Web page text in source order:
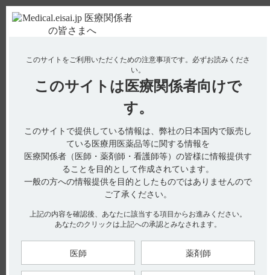
使用期限検索 Drug Information
No : 3022
【サイレース・錠】 半減期・Cmaxなど、血中濃
度の推移を教えてください。
【サイレース・錠】
半減期・C max など、血中濃度の推移を教えてください。
電子添文には、血中濃度に関する以下の記載があります。
16．1 血中濃度（引用1）
16．1．1 単回投与
健康成人男子を対象に、フルニトラゼパム2mgを絶食下単回経
このサイトをご利用いただくための注意事項です。 必ずお読みくださ
い。
このサイトは 医療関係者向けで
す。
このサイトで提供している情報は、弊社の日本国内で販売し
ている医療用医薬品等に関する情報を
医療関係者（医師・薬剤師・看護師等）の皆様に情報提供す
ることを目的として作成されています。
一般の方への情報提供を目的としたものではありませんので
ご了承ください。
上記の内容を確認後、あなたに該当する項目からお進みください。
あなたのクリックは上記への承認とみなされます。
医師 薬剤師